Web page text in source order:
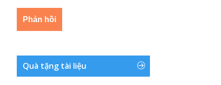
Quà tặng tài liệu